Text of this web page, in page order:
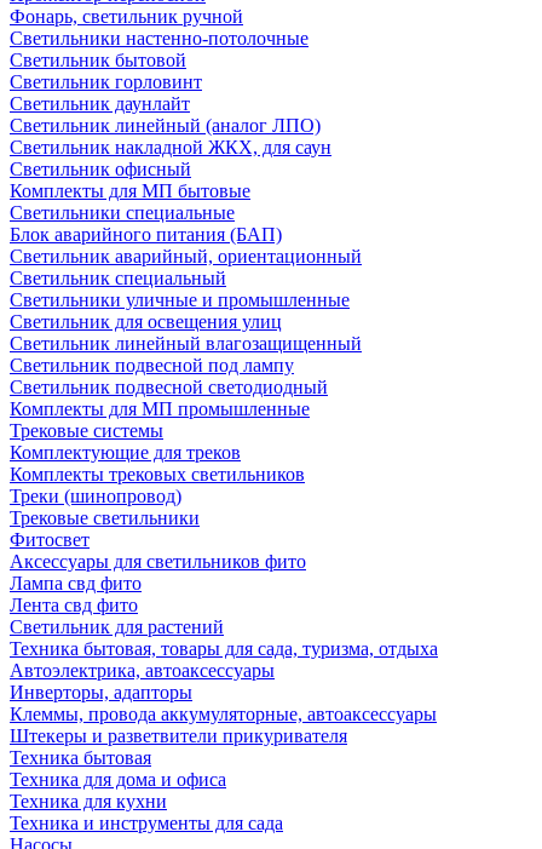
Фонарь, светильник ручной
Светильники настенно-потолочные
Светильник бытовой
Светильник горловинт
Светильник даунлайт
Светильник линейный (аналог ЛПО)
Светильник накладной ЖКХ, для саун
Светильник офисный
Комплекты для МП бытовые
Светильники специальные
Блок аварийного питания (БАП)
Светильник аварийный, ориентационный
Светильник специальный
Светильники уличные и промышленные
Светильник для освещения улиц
Светильник линейный влагозащищенный
Светильник подвесной под лампу
Светильник подвесной светодиодный
Комплекты для МП промышленные
Трековые системы
Комплектующие для треков
Комплекты трековых светильников
Треки (шинопровод)
Трековые светильники
Фитосвет
Аксессуары для светильников фито
Лампа свд фито
Лента свд фито
Светильник для растений
Техника бытовая, товары для сада, туризма, отдыха
Автоэлектрика, автоаксессуары
Инверторы, адапторы
Клеммы, провода аккумуляторные, автоаксессуары
Штекеры и разветвители прикуривателя
Техника бытовая
Техника для дома и офиса
Техника для кухни
Техника и инструменты для сада
Насосы